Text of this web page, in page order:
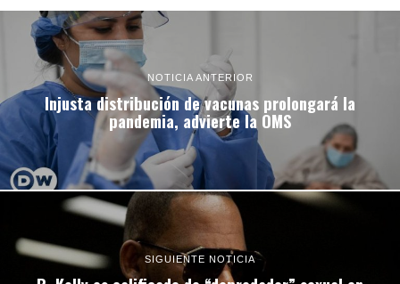
NOTICIA ANTERIOR
Injusta distribución de vacunas prolongará la
pandemia, advierte la OMS
SIGUIENTE NOTICIA